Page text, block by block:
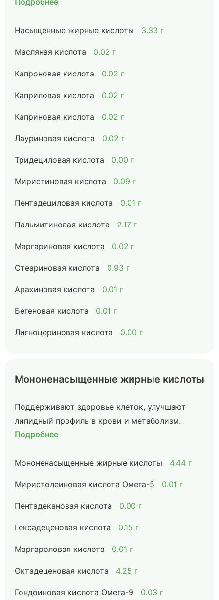
Подробнее
Насыщенные жирные кислоты 3.33 г
Масляная кислота 0.02 г
Капроновая кислота 0.02 г
Каприловая кислота 0.02 г
Каприновая кислота 0.02 г
Лауриновая кислота 0.02 г
Тридециловая кислота 0.00 г
Миристиновая кислота 0.09 г
Пентадециловая кислота 0.01 г
Пальмитиновая кислота 2.17 г
Маргариновая кислота 0.02 г
Стеариновая кислота 0.93 г
Арахиновая кислота 0.01 г
Бегеновая кислота 0.01 г
Лигноцериновая кислота 0.00 г
Мононенасыщенные жирные кислоты
Поддерживают здоровье клеток, улучшают
липидный профиль в крови и метаболизм.
Подробнее
Мононенасыщенные жирные кислоты 4.44 г
Миристолеиновая кислота Омега-5 0.01 г
Пентадекановая кислота 0.00 г
Гексадеценовая кислота 0.15 г
Маргароловая кислота 0.01 г
Октадеценовая кислота 4.25 г
Гондоиновая кислота Омега-9 0.03 г